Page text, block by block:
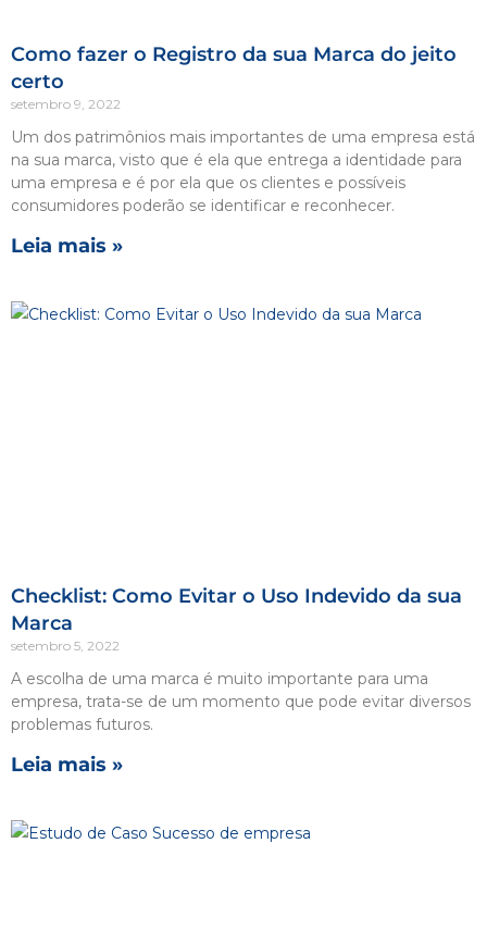
Como fazer o Registro da sua Marca do jeito
certo
setembro 9, 2022
Um dos patrimônios mais importantes de uma empresa está
na sua marca, visto que é ela que entrega a identidade para
uma empresa e é por ela que os clientes e possíveis
consumidores poderão se identificar e reconhecer.
Leia mais »
Checklist: Como Evitar o Uso Indevido da sua
Marca
setembro 5, 2022
A escolha de uma marca é muito importante para uma
empresa, trata-se de um momento que pode evitar diversos
problemas futuros.
Leia mais »